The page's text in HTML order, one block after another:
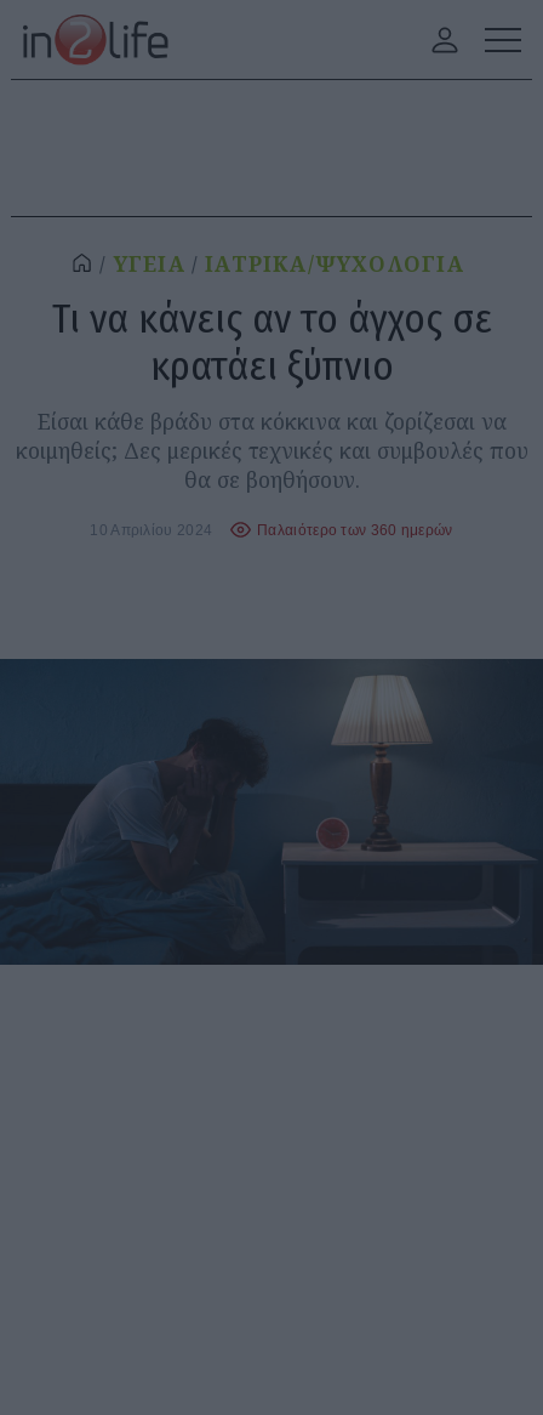
ΥΓΕΙΑ ΙΑΤΡΙΚΑ/ΨΥΧΟΛΟΓΙΑ
Τι να κάνεις αν το άγχος σε
κρατάει ξύπνιο
Είσαι κάθε βράδυ στα κόκκινα και ζορίζεσαι να
κοιμηθείς; Δες μερικές τεχνικές και συμβουλές που
θα σε βοηθήσουν.
10 Απριλίου 2024 Παλαιότερο των 360 ημερών